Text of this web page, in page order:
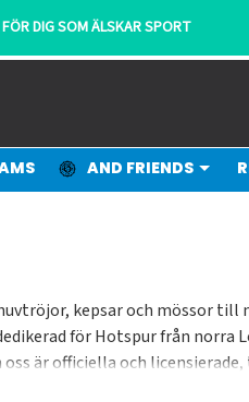
DIG SOM ÄLSKAR SPORT
AND FRIENDS
kepsar och mössor till
för Hotspur från
är officiella och